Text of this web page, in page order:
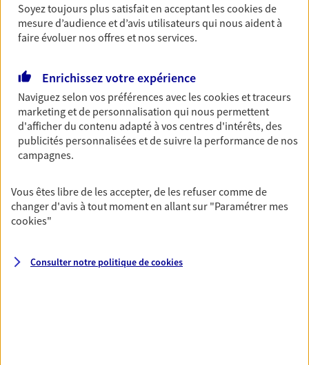
Découvrir les offres Épargne
Préparez sereinement ce nouveau chapitre de
votre vie avec les conseils d'un expert. Découvrez
notre solution PER (Plan Epargne Retraite)
spécialement conçue pour la retraite.
Découvrir l'offre Retraite
Prévoyance
Pour un avenir serein, assurez-vous avec notre
contrat prévoyance. Préservez vos proches en cas
invalidité ou de décès.
Soyez toujours plus satisfait en acceptant lescookiesde
mesure d’audience et d’avis utilisateurs qui nous aident à
faire évoluer nos offres et nos services.
Enrichissez votre expérience
Naviguez selon vos préférences avec lescookies et traceurs
marketing et de personnalisation qui nous permettent
d'afficher du contenu adapté à vos centres d'intérêts, des
publicités personnalisées et de suivre la performance de nos
campagnes.
Vous êtes libre de les accepter, de les refuser comme de
changer d'avis à tout moment en allant sur "Paramétrer mes
cookies"
Consulter notre politique decookies